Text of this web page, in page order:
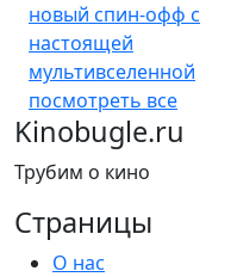
новый спин-офф с
настоящей
мультивселенной
посмотреть все
Kinobugle.ru
Трубим о кино
Страницы
О нас